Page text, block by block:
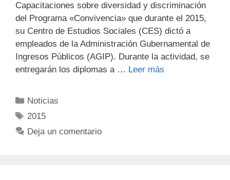
Capacitaciones sobre diversidad y discriminación
del Programa «Convivencia» que durante el 2015,
su Centro de Estudios Sociales (CES) dictó a
empleados de la Administración Gubernamental de
Ingresos Públicos (AGIP). Durante la actividad, se
entregarán los diplomas a … Leer más
Noticias
2015
Deja un comentario